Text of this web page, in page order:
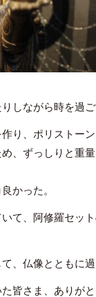
しながら時を過
り、ポリストー
、ずっしりと重
かった。
て、阿修羅セッ
、仏像とともに
皆さま、ありがと